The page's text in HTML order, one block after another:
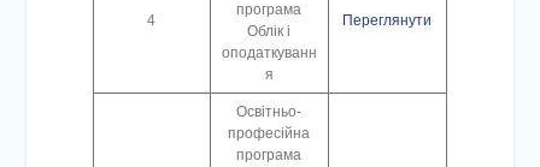
4
програма
Облік і
оподаткуванн
я
Переглянути
Освітньо-
професійна
програма